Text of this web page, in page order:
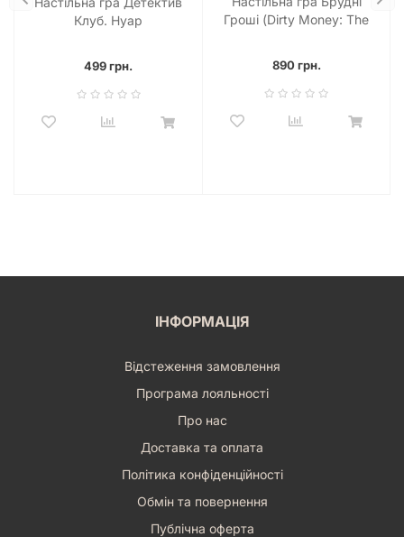
Клуб. Нуар
499 грн.
Гроші (Dirty Money: The
890 грн.
ІНФОРМАЦІЯ
Відстеження замовлення
Програма лояльності
Про нас
Доставка та оплата
Політика конфіденційності
Обмін та повернення
Публічна оферта